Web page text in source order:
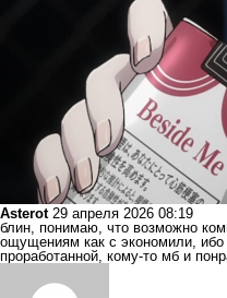
Asterot 29 апреля 2026 08:19
блин, понимаю, что возможно
ощущениям как с экономили,
проработанной, кому-то мб и